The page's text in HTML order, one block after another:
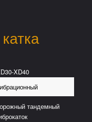
XD40
тандемный